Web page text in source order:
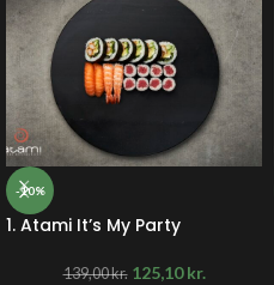
-10%
1. Atami It’s My Party
139,00kr. 125,10kr.